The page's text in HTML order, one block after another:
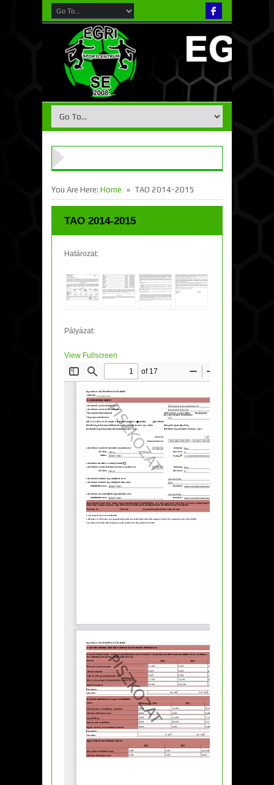
You Are Here: Home » TAO 2014-2015
TAO 2014-2015
Határozat:
Pályázat:
View Fullscreen